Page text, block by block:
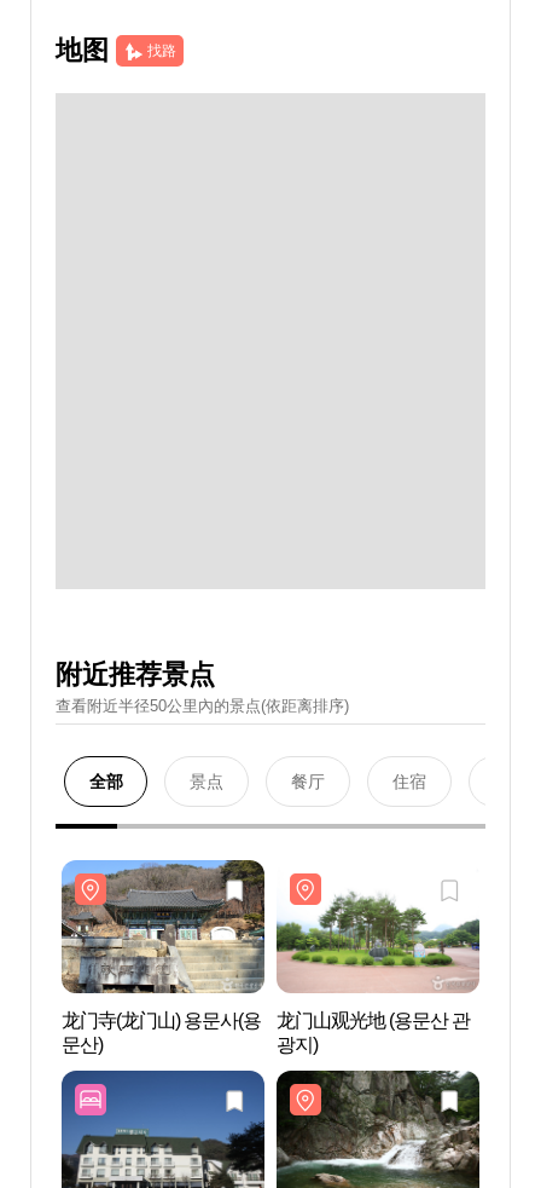
地图 找路
附近推荐景点
查看附近半径50公里內的景点(依距离排序)
全部 景点 餐厅 住宿
龙门寺(龙门山) 용문사(용
문산)
龙门山观光地 (용문산 관
광지)